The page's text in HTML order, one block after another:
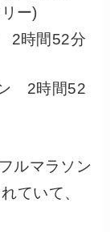
ー)
2時間52分
2時間52
ルマラソン
ていて、